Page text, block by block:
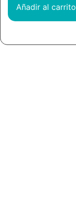
Añadir al carrito